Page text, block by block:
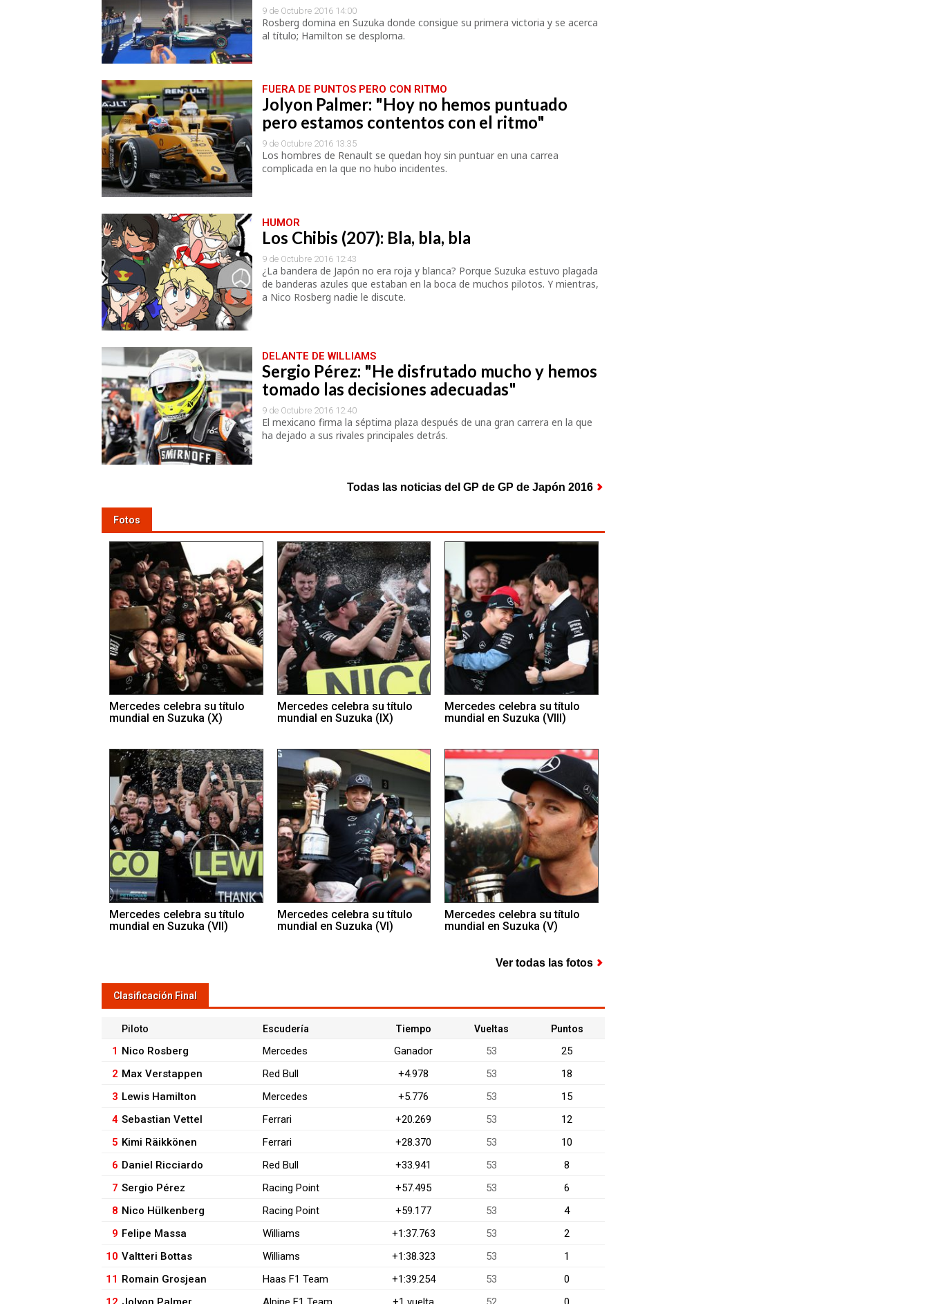
9 de Octubre 2016 14:00
Rosberg domina en Suzuka donde consigue su primera victoria y se acerca
al título; Hamilton se desploma.
FUERA DE PUNTOS PERO CON RITMO
Jolyon Palmer: "Hoy no hemos puntuado
pero estamos contentos con el ritmo"
9 de Octubre 2016 13:35
Los hombres de Renault se quedan hoy sin puntuar en una carrea
complicada en la que no hubo incidentes.
HUMOR
Los Chibis (207): Bla, bla, bla
9 de Octubre 2016 12:43
¿La bandera de Japón no era roja y blanca? Porque Suzuka estuvo plagada
de banderas azules que estaban en la boca de muchos pilotos. Y mientras,
a Nico Rosberg nadie le discute.
DELANTE DE WILLIAMS
Sergio Pérez: "He disfrutado mucho y hemos
tomado las decisiones adecuadas"
9 de Octubre 2016 12:40
El mexicano firma la séptima plaza después de una gran carrera en la que
ha dejado a sus rivales principales detrás.
Todas las noticias del GP de GP de Japón 2016
Fotos
Mercedes celebra su título
mundial en Suzuka (X)
Mercedes celebra su título
mundial en Suzuka (IX)
Mercedes celebra su título
mundial en Suzuka (VIII)
Mercedes celebra su título
mundial en Suzuka (VII)
Mercedes celebra su título
mundial en Suzuka (VI)
Mercedes celebra su título
mundial en Suzuka (V)
Ver todas las fotos
Clasificación Final
Piloto Escudería Tiempo Vueltas Puntos
1 Nico Rosberg Mercedes Ganador 53
25
2 Max Verstappen Red Bull +4.978 53
18
3 Lewis Hamilton Mercedes +5.776 53
15
4 Sebastian Vettel Ferrari +20.269 53
12
5 Kimi Räikkönen Ferrari +28.370 53
10
6 Daniel Ricciardo Red Bull +33.941 53
8
7 Sergio Pérez Racing Point +57.495 53
6
8 Nico Hülkenberg Racing Point +59.177 53
4
9 Felipe Massa Williams +1:37.763 53
2
10 Valtteri Bottas Williams +1:38.323 53
1
11 Romain Grosjean Haas F1 Team +1:39.254 53
0